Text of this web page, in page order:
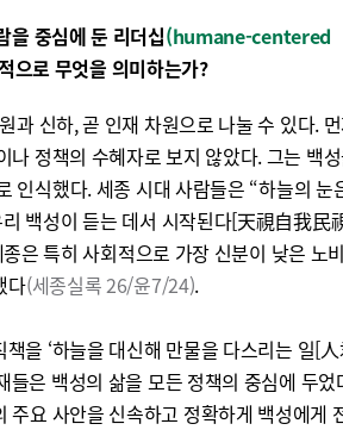
을 중심에 둔 리더십(humane-centered
으로 무엇을 의미하는가?
과 신하, 곧 인재 차원으로 나눌 수 있다.
정책의 수혜자로 보지 않았다. 그는 백성
인식했다. 세종 시대 사람들은 “하늘의 눈
백성이 듣는 데서 시작된다[天視自我民
종은 특히 사회적으로 가장 신분이 낮은 노
다(세종실록 26/윤7/24).
책을 ‘하늘을 대신해 만물을 다스리는 일[
들은 백성의 삶을 모든 정책의 중심에 두었
요 사안을 신속하고 정확하게 백성에게